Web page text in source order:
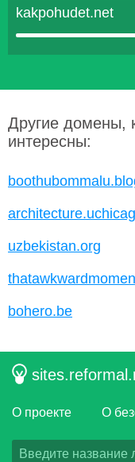
kakpohudet.net
Другие домены,
интересны:
uzbekistan.org
bohero.be
О проекте О